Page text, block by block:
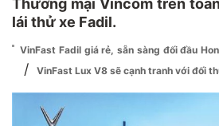
Thương mại Vincom trên
lái thử xe Fadil.
VinFast Fadil giá rẻ, sẵn sàng đối đầu
/ VinFast Lux V8 sẽ cạnh tranh với đối